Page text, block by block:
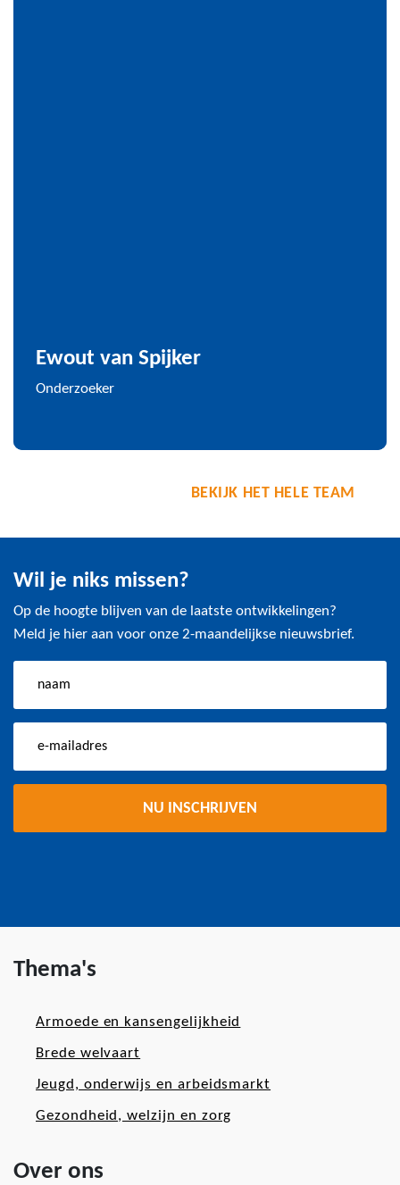
Ewout van Spijker
Onderzoeker
BEKIJK HET HELE TEAM
Wil je niks missen?
Op de hoogte blijven van de laatste ontwikkelingen?
Meld je hier aan voor onze 2-maandelijkse nieuwsbrief.
Thema's
Armoede en kansengelijkheid
Brede welvaart
Jeugd, onderwijs en arbeidsmarkt
Gezondheid, welzijn en zorg
Over ons